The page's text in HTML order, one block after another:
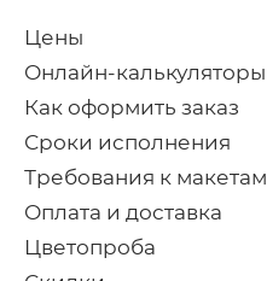
Цены
Онлайн-калькуляторы
Как оформить заказ
Сроки исполнения
Требования к макетам
Оплата и доставка
Цветопроба